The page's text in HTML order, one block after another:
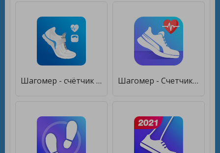
Шагомер - счётчик шагов и калорий для здоровья [Полная версия] Шагомер - Счетчик шагов [Premium]